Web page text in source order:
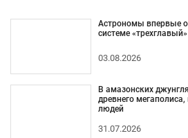
Астрономы впервые
системе
03.08.2026
В амазонских
древнего
людей
31.07.2026